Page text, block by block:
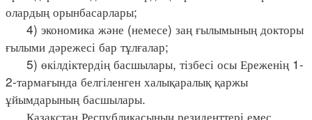
олардың орынбасарлары;
4) экономика және (немесе) заң ғылымының докторы
ғылыми дәрежесі бар тұлғалар;
5) өкілдіктердің басшылары, тізбесі осы Ереженің 1-
2-тармағында белгіленген халықаралық қаржы
ұйымдарының басшылары.
Қазақстан Республикасының резиденттері емес